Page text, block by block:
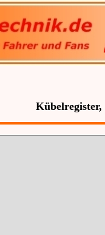
Kübelregister,